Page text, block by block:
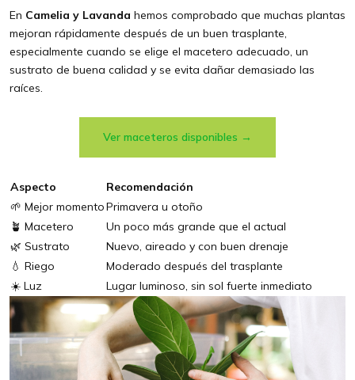
En Camelia y Lavanda hemos comprobado que muchas plantas
mejoran rápidamente después de un buen trasplante,
especialmente cuando se elige el macetero adecuado, un
sustrato de buena calidad y se evita dañar demasiado las
raíces.
Ver maceteros disponibles →
Aspecto
Recomendación
🌱 Mejor momentoPrimavera u otoño
🪴 Macetero
Un poco más grande que el actual
🌿 Sustrato
Nuevo, aireado y con buen drenaje
💧 Riego
Moderado después del trasplante
☀️ Luz
Lugar luminoso, sin sol fuerte inmediato